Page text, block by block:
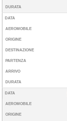
DURATA
DATA
AEROMOBILE
ORIGINE
DESTINAZIONE
PARTENZA
ARRIVO
DURATA
DATA
AEROMOBILE
ORIGINE